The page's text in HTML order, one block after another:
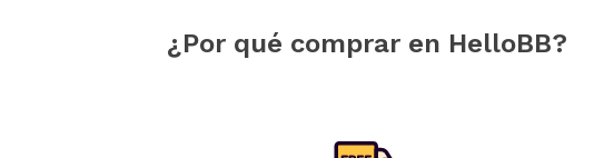
¿Por qué comprar en HelloBB?